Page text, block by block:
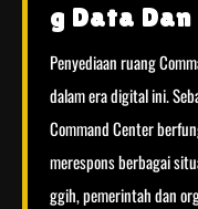
g Data
Penyediaan ruang
dalam era digital ini.
Command Center
merespons berbagai
ggih, pemerintah dan